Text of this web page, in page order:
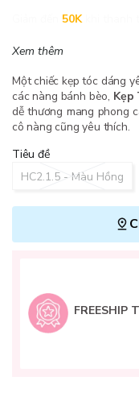
50K
Xem thêm
Một chiếc kẹp tóc dáng
các nàng bánh bèo, Kẹp
dễ thương mang phong
cô nàng cũng yêu thích.
Tiêu đề
HC2.1.5 - Màu Hồng
FREESHIP